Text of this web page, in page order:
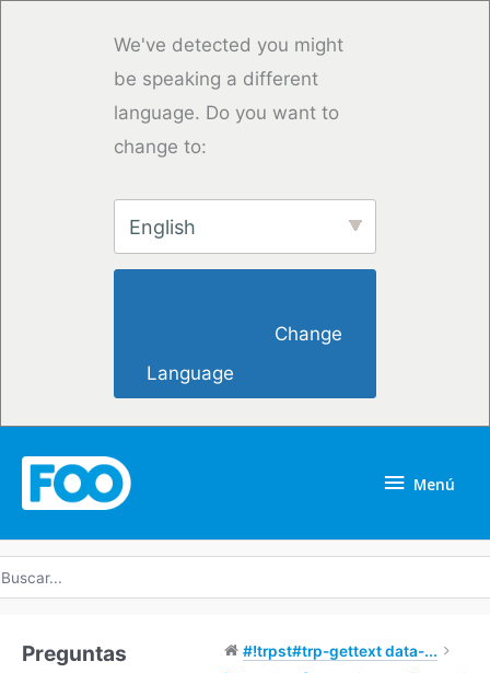
We've detected you might
be speaking a different
language. Do you want to
change to:
English
Language
Menú
Preguntas
#!trpst#trp-gettext data-...